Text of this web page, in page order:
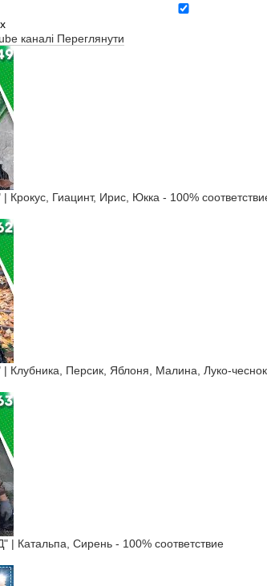
каналі Переглянути
Гиацинт, Ирис, Юкка - 100%
Персик, Яблоня, Малина, Луко-чеснок,
Сирень - 100% соответствие